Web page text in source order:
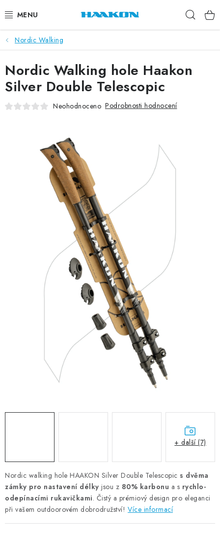
na
BĚŽECKÉ HOLE
NORDIC WALKING
TRAIL RUNNING
KOLEČKOVÉ LYŽE
PŘISLUŠENSTVÍ
TECHNOLOGIE
Podmínky ochrany osobních údajů
Reklamace nebo vrácení
Nordic Walking
Nordic walking hole HAAKON Silver Double Telescopic s dvěma
zámky pro nastavení délky jsou z 80% karbonu a s rychlo-
odepínacími rukavičkami. Čistý a prémiový design pro eleganci
při vašem outdoorovém dobrodružství! Více informací
Nordic Walking hole Haakon
Silver Double Telescopic
Neohodnoceno Podrobnosti hodnocení
+ další (7)